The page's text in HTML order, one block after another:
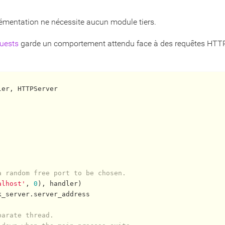
ne nécessite aucun module tiers.
garde un comportement attendu face à des requêtes
free port to be chosen.
, 0 ), handler)
thread.